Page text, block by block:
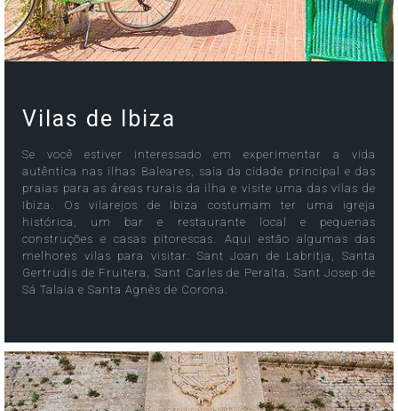
Vilas de Ibiza
Se você estiver interessado em experimentar a vida
autêntica nas ilhas Baleares, saia da cidade principal e das
praias para as áreas rurais da ilha e visite uma das vilas de
Ibiza. Os vilarejos de Ibiza costumam ter uma igreja
histórica, um bar e restaurante local e pequenas
construções e casas pitorescas. Aqui estão algumas das
melhores vilas para visitar: Sant Joan de Labritja, Santa
Gertrudis de Fruitera, Sant Carles de Peralta, Sant Josep de
Sá Talaia e Santa Agnès de Corona.